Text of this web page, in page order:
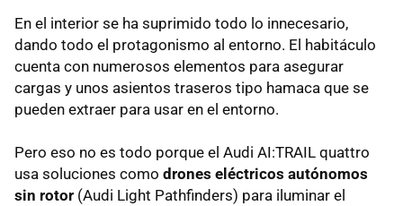
En el interior se ha suprimido todo lo innecesario,
dando todo el protagonismo al entorno. El habitáculo
cuenta con numerosos elementos para asegurar
cargas y unos asientos traseros tipo hamaca que se
pueden extraer para usar en el entorno.
Pero eso no es todo porque el Audi AI:TRAIL quattro
usa soluciones como drones eléctricos autónomos
sin rotor (Audi Light Pathfinders) para iluminar el